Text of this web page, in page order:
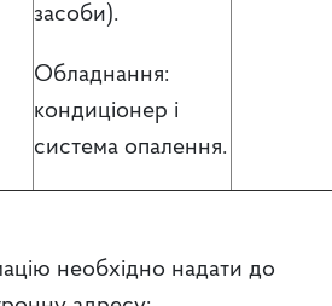
засоби).
Обладнання:
кондиціонер і
система опалення.
необхідно надати до